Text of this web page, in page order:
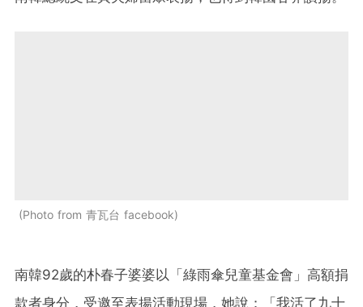
Photo from 青瓦台 facebook
南韓92歲的朴春子婆婆以「綠雨傘兒童基金會」高額捐
款者身分，受邀至表揚活動現場，她說：「我活了九十